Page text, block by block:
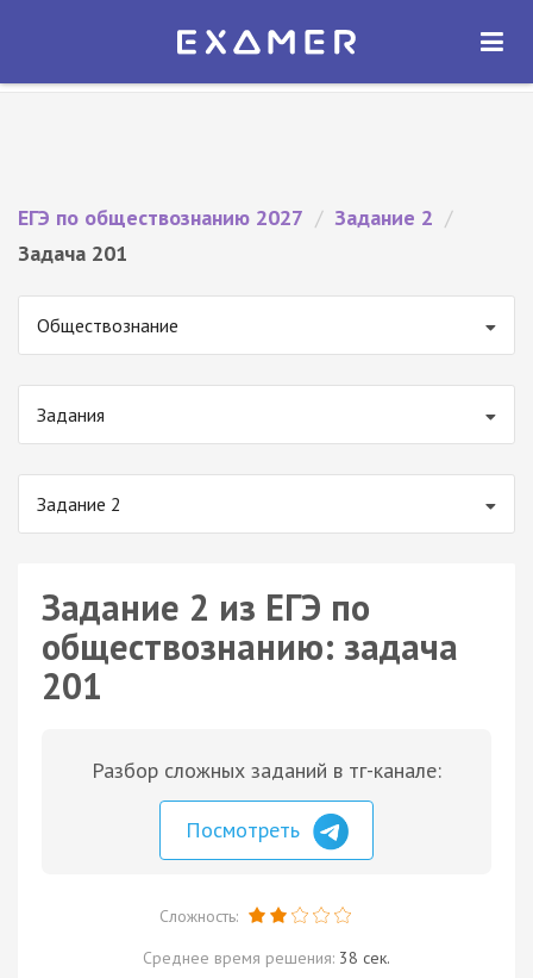
Экзамер — ЕГЭ 2027
ОТКРЫТЬ
ЕГЭ по обществознанию 2027 / Задание 2 /
Задача 201
Обществознание
Задания
Задание 2
Задание 2 из ЕГЭ по
обществознанию: задача
201
Разбор сложных заданий в тг-канале:
Посмотреть
Сложность:
Среднее время решения: 38 сек.